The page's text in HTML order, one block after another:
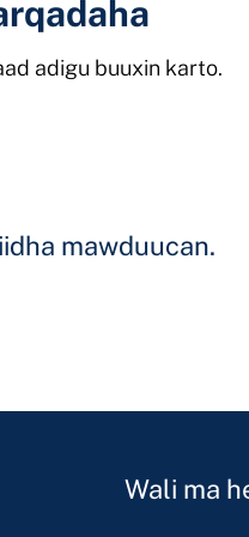
adigu buuxin karto.
mawduucan.
Wali ma